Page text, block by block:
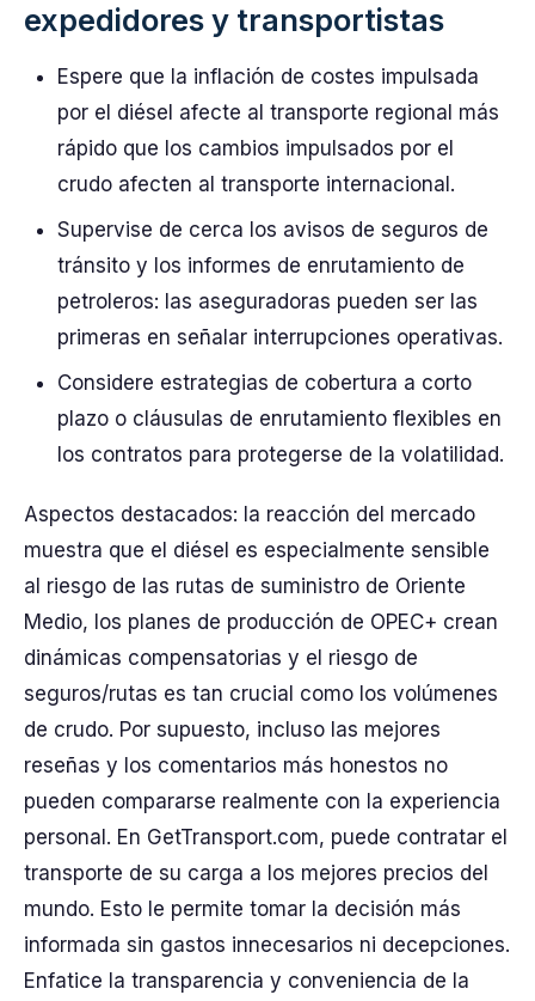
expedidores y transportistas
Espere que la inflación de costes impulsada
por el diésel afecte al transporte regional más
rápido que los cambios impulsados por el
crudo afecten al transporte internacional.
Supervise de cerca los avisos de seguros de
tránsito y los informes de enrutamiento de
petroleros: las aseguradoras pueden ser las
primeras en señalar interrupciones operativas.
Considere estrategias de cobertura a corto
plazo o cláusulas de enrutamiento flexibles en
los contratos para protegerse de la volatilidad.
Aspectos destacados: la reacción del mercado
muestra que el diésel es especialmente sensible
al riesgo de las rutas de suministro de Oriente
Medio, los planes de producción de OPEC+ crean
dinámicas compensatorias y el riesgo de
seguros/rutas es tan crucial como los volúmenes
de crudo. Por supuesto, incluso las mejores
reseñas y los comentarios más honestos no
pueden compararse realmente con la experiencia
personal. En GetTransport.com, puede contratar el
transporte de su carga a los mejores precios del
mundo. Esto le permite tomar la decisión más
informada sin gastos innecesarios ni decepciones.
Enfatice la transparencia y conveniencia de la